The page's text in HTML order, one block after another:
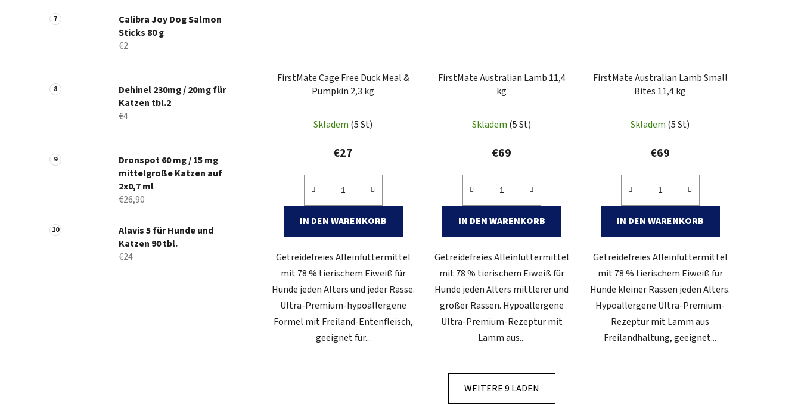
Calibra Joy Dog Salmon
Sticks 80 g
€2
Dehinel 230mg / 20mg für
Katzen tbl.2
€4
Dronspot 60 mg / 15 mg
mittelgroße Katzen auf
2x0,7 ml
€26,90
Alavis 5 für Hunde und
Katzen 90 tbl.
€24
FirstMate Cage Free Duck Meal &
Pumpkin 2,3 kg
Skladem (5 St)
€27
IN DEN WARENKORB
Getreidefreies Alleinfuttermittel
mit 78 % tierischem Eiweiß für
Hunde jeden Alters und jeder Rasse.
Ultra-Premium-hypoallergene
Formel mit Freiland-Entenfleisch,
geeignet für...
FirstMate Australian Lamb 11,4
kg
Skladem (5 St)
€69
IN DEN WARENKORB
Getreidefreies Alleinfuttermittel
mit 78 % tierischem Eiweiß für
Hunde jeden Alters mittlerer und
großer Rassen. Hypoallergene
Ultra-Premium-Rezeptur mit
Lamm aus...
FirstMate Australian Lamb Small
Bites 11,4 kg
Skladem (5 St)
€69
IN DEN WARENKORB
Getreidefreies Alleinfuttermittel
mit 78 % tierischem Eiweiß für
Hunde kleiner Rassen jeden Alters.
Hypoallergene Ultra-Premium-
Rezeptur mit Lamm aus
Freilandhaltung, geeignet...
WEITERE 9 LADEN